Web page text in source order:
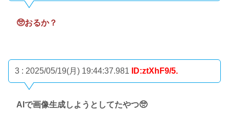
🥺おるか？
3 : 2025/05/19(月) 19:44:37.981 ID:ztXhF9/5.
AIで画像生成しようとしてたやつ🥺